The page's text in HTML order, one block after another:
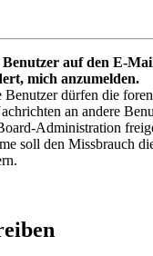
Benutzer auf den E-
mich anzumelden.
Benutzer dürfen die
an andere
Administration
soll den Missbrauch